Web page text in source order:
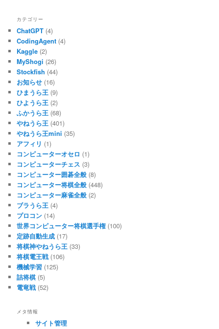
カテゴリー
ChatGPT (4)
CodingAgent (4)
Kaggle (2)
MyShogi (26)
Stockfish (44)
お知らせ (16)
ひまうら王 (9)
ひようら王 (2)
ふかうら王 (68)
やねうら王 (401)
やねうら王mini (35)
アフィリ (1)
コンピューターオセロ (1)
コンピューターチェス (3)
コンピューター囲碁全般 (8)
コンピューター将棋全般 (448)
コンピューター麻雀全般 (2)
ブラうら王 (4)
プロコン (14)
世界コンピューター将棋選手権(100)
定跡自動生成 (17)
将棋神やねうら王 (33)
将棋電王戦 (106)
機械学習 (125)
詰将棋 (5)
電竜戦 (52)
メタ情報
サイト管理